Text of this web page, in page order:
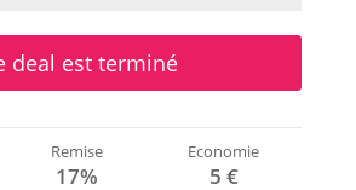
deal est terminé
Remise
17%
Economie
5 €